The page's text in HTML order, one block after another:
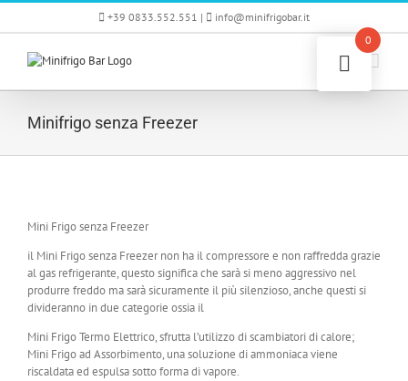
Skip
+39 0833.552.551 | info@minifrigobar.it
Minifrigo senza Freezer
Mini Frigo senza Freezer
il Mini Frigo senza Freezer non ha il compressore e non raffredda grazie
al gas refrigerante, questo significa che sarà si meno aggressivo nel
produrre freddo ma sarà sicuramente il più silenzioso, anche questi si
divideranno in due categorie ossia il
Mini Frigo Termo Elettrico, sfrutta l’utilizzo di scambiatori di calore;
Mini Frigo ad Assorbimento, una soluzione di ammoniaca viene
riscaldata ed espulsa sotto forma di vapore.
0